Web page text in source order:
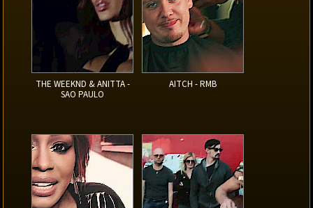
THE WEEKND & ANITTA -
SAO PAULO
AITCH - RMB